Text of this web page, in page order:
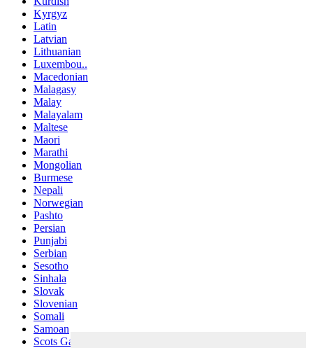
Kyrgyz
Latin
Latvian
Lithuanian
Luxembou..
Macedonian
Malagasy
Malay
Malayalam
Maltese
Maori
Marathi
Mongolian
Burmese
Nepali
Norwegian
Pashto
Persian
Punjabi
Serbian
Sesotho
Sinhala
Slovak
Slovenian
Somali
Samoan
Scots Gaelic